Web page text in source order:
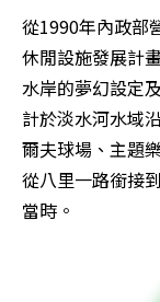
從1990年內政部
休閒設施發展計
水岸的夢幻設定
計於淡水河水域
爾夫球場、主題
從八里一路銜接
當時。